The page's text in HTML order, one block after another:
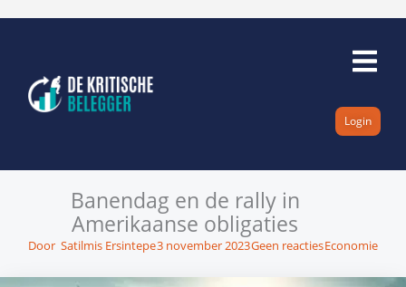
inhoud
Login
Banendag en de rally in
Amerikaanse obligaties
Door Satilmis Ersintepe3 november 2023Geen reactiesEconomie